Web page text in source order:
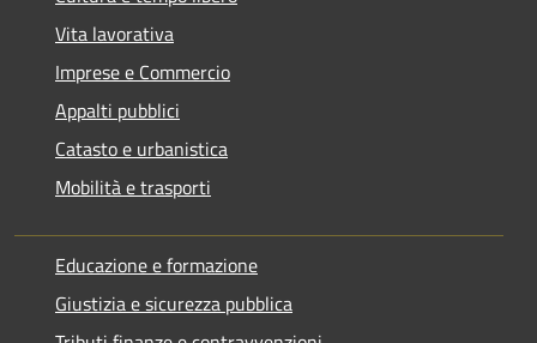
Vita lavorativa
Imprese e Commercio
Appalti pubblici
Catasto e urbanistica
Mobilità e trasporti
Educazione e formazione
Giustizia e sicurezza pubblica